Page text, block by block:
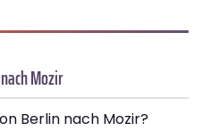
Mozir
Berlin nach Mozir?